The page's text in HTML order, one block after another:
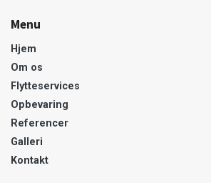
Menu
Hjem
Om os
Flytteservices
Opbevaring
Referencer
Galleri
Kontakt